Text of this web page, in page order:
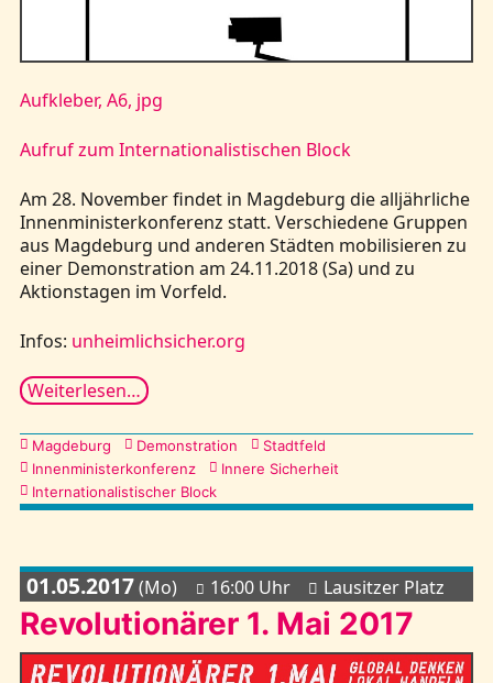
Aufkleber, A6, jpg
Aufruf zum Internationalistischen Block
Am 28. November findet in Magdeburg die alljährliche
Innenministerkonferenz statt. Verschiedene Gruppen
aus Magdeburg und anderen Städten mobilisieren zu
einer Demonstration am 24.11.2018 (Sa) und zu
Aktionstagen im Vorfeld.
Infos: unheimlichsicher.org
Weiterlesen…
Kategorien
Magdeburg Demonstration
Stadtfeld
Innenministerkonferenz
Innere Sicherheit
Internationalistischer Block
01.05.2017(Mo) 16:00 Uhr Lausitzer Platz
Revolutionärer 1. Mai 2017